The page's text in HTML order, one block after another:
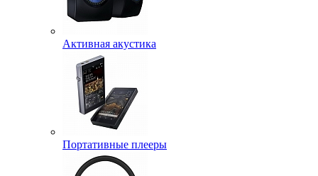
Активная акустика
Портативные плееры